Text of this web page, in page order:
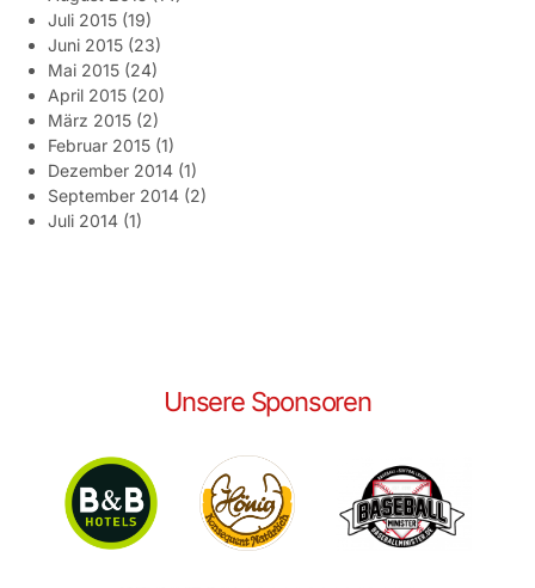
Juli 2015 (19)
Juni 2015 (23)
Mai 2015 (24)
April 2015 (20)
März 2015 (2)
Februar 2015 (1)
Dezember 2014 (1)
September 2014 (2)
Juli 2014 (1)
Unsere Sponsoren